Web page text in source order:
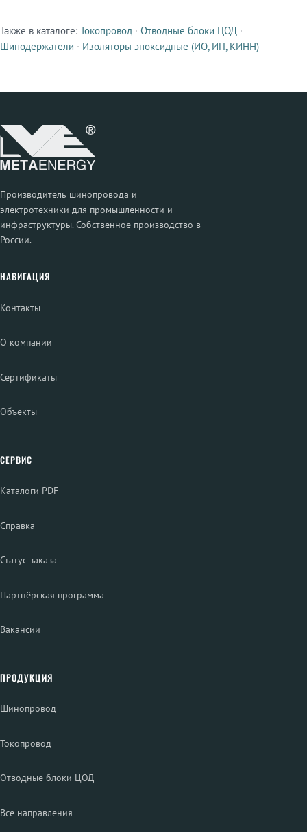
Смежные продукты
Также в каталоге: Токопровод · Отводные блоки ЦОД ·
Шинодержатели · Изоляторы эпоксидные (ИО, ИП, КИНН)
Производитель шинопровода и
электротехники для промышленности и
инфраструктуры. Собственное производство в
России.
НАВИГАЦИЯ
Контакты
О компании
Сертификаты
Объекты
СЕРВИС
Каталоги PDF
Справка
Статус заказа
Партнёрская программа
Вакансии
ПРОДУКЦИЯ
Шинопровод
Токопровод
Отводные блоки ЦОД
Все направления